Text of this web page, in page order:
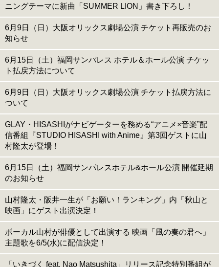
ニングテーマに新曲「SUMMER LION」書き下ろし！
6月9日（日）大阪オリックス劇場公演 チケット再販売のお
知らせ
6月15日（土）福岡サンパレス ホテル＆ホール公演 チケッ
ト払戻方法について
6月9日（日）大阪オリックス劇場公演 チケット払戻方法に
ついて
GLAY・HISASHIがナビゲーターを務める“アニメ×音楽”配
信番組『STUDIO HISASHI with Anime』第3回ゲストに山
村隆太が登場！
6月15日（土）福岡サンパレスホテル&ホール公演 開催延期
のお知らせ
山村隆太・阪井一生が「お願い！ランキング」内「秋山と
映画」にゲスト出演決定！
ボーカル山村が俳優として出演する 映画「風の奏の君へ」
主題歌を6/5(水)に配信決定！
「いきづく feat. Nao Matsushita」リリース記念特別番組が